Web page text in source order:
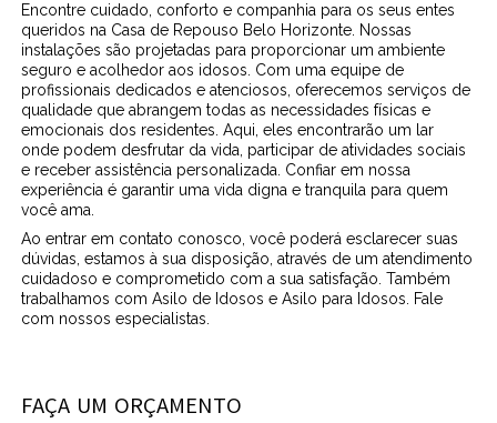
Encontre cuidado, conforto e companhia para os seus entes
queridos na Casa de Repouso Belo Horizonte. Nossas
instalações são projetadas para proporcionar um ambiente
seguro e acolhedor aos idosos. Com uma equipe de
profissionais dedicados e atenciosos, oferecemos serviços de
qualidade que abrangem todas as necessidades físicas e
emocionais dos residentes. Aqui, eles encontrarão um lar
onde podem desfrutar da vida, participar de atividades sociais
e receber assistência personalizada. Confiar em nossa
experiência é garantir uma vida digna e tranquila para quem
você ama.
Ao entrar em contato conosco, você poderá esclarecer suas
dúvidas, estamos à sua disposição, através de um atendimento
cuidadoso e comprometido com a sua satisfação. Também
trabalhamos com Asilo de Idosos e Asilo para Idosos. Fale
com nossos especialistas.
FAÇA UM ORÇAMENTO